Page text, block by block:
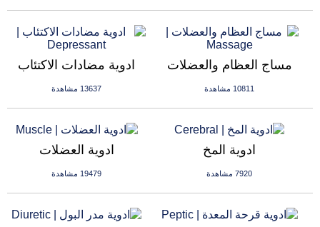
ادوية مضادات الاكتئاب
13637 مشاهدة
مساج العظام والعضلات
10811 مشاهدة
ادوية العضلات
19479 مشاهدة
ادوية المخ
7920 مشاهدة